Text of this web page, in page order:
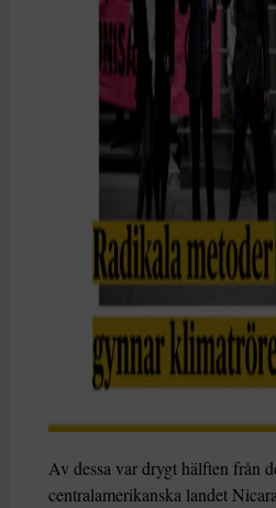
Av dessa var drygt hälften från
centralamerikanska landet